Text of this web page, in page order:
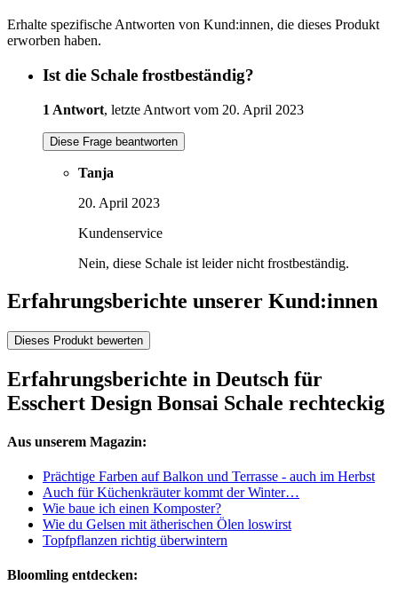
Erhalte spezifische Antworten von Kund:innen, die dieses Produkt
erworben haben.
Ist die Schale frostbeständig?
1 Antwort, letzte Antwort vom 20. April 2023
Diese Frage beantworten
Tanja
20. April 2023
Kundenservice
Nein, diese Schale ist leider nicht frostbeständig.
Erfahrungsberichte unserer Kund:innen
Dieses Produkt bewerten
Erfahrungsberichte in Deutsch für
Esschert Design Bonsai Schale rechteckig
Aus unserem Magazin:
Prächtige Farben auf Balkon und Terrasse - auch im Herbst
Auch für Küchenkräuter kommt der Winter…
Wie baue ich einen Komposter?
Wie du Gelsen mit ätherischen Ölen loswirst
Topfpflanzen richtig überwintern
Bloomling entdecken: